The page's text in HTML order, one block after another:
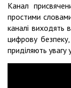
Канал
простими
каналі виходять
цифрову
приділяють увагу